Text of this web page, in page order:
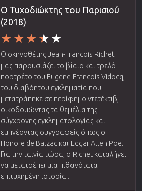
Ο Τυχοδιώκτης του Παρισιού
(2018)
Ο σκηνοθέτης Jean-Francois Richet
μας παρουσιάζει το βίαιο και τρελό
πορτρέτο του Eugene Francois Vidocq,
του διαβόητου εγκληματία που
μετατράπηκε σε περίφημο ντετέκτιβ,
οικοδομώντας τα θεμέλια της
σύγχρονης εγκληματολογίας και
εμπνέοντας συγγραφείς όπως ο
Honore de Balzac και Edgar Allen Poe.
Για την ταινία τώρα, ο Richet καταλήγει
να μετατρέπει μια πιθανότατα
επιτυχημένη ιστορία...